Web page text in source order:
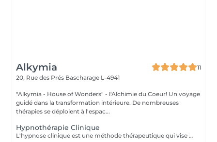
Alkymia
11
20, Rue des Prés Bascharage L-4941
"Alkymia - House of Wonders" - l'Alchimie du Coeur! Un voyage
guidé dans la transformation intérieure. De nombreuses
thérapies se déploient à l'espac...
Hypnothérapie Clinique
L'hypnose clinique est une méthode thérapeutique qui vise à induire chez le patient un état de conscience modifié. Cette forme de thérapie brève se base sur la communication entre le praticien et le patient dans un état de conscience élargi. Durant ce processus, le sujet est amené à faire abstraction de son environnement pour se concentrer sur son monde intérieur. Cet état permet d'accéder aux ressources inconscientes du sujet, facilitant ainsi l'atteinte d'objectifs personnels ou des changements souhaités. L'objectif de l'hypnose clinique est notamment d'améliorer le bien-être du patient. Elle peut être utilisée ponctuellement lors d'un soin ou d'un examen pour aider le patient à mieux gérer certaines procédures difficiles. Par ailleurs, l'hypnose clinique est également utilisée pour atténuer les effets du stress, de la peur et de la douleur. Il est à noter que cette pratique thérapeutique ne doit pas être confondue avec l'hypnose de spectacle. En effet, contrairement à cette dernière, l'hypnose clinique se déroule dans un cadre rigoureux et respectueux de l'éthique thérapeutique.